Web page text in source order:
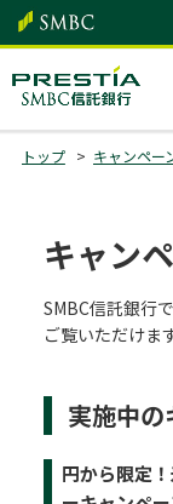
トップ キャンペー
キャン
SMBC信託銀行
ご覧いただけます
実施中の
円から限定